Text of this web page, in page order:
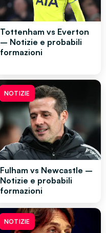
Tottenham vs Everton
– Notizie e probabili
formazioni
NOTIZIE
Fulham vs Newcastle –
Notizie e probabili
formazioni
NOTIZIE